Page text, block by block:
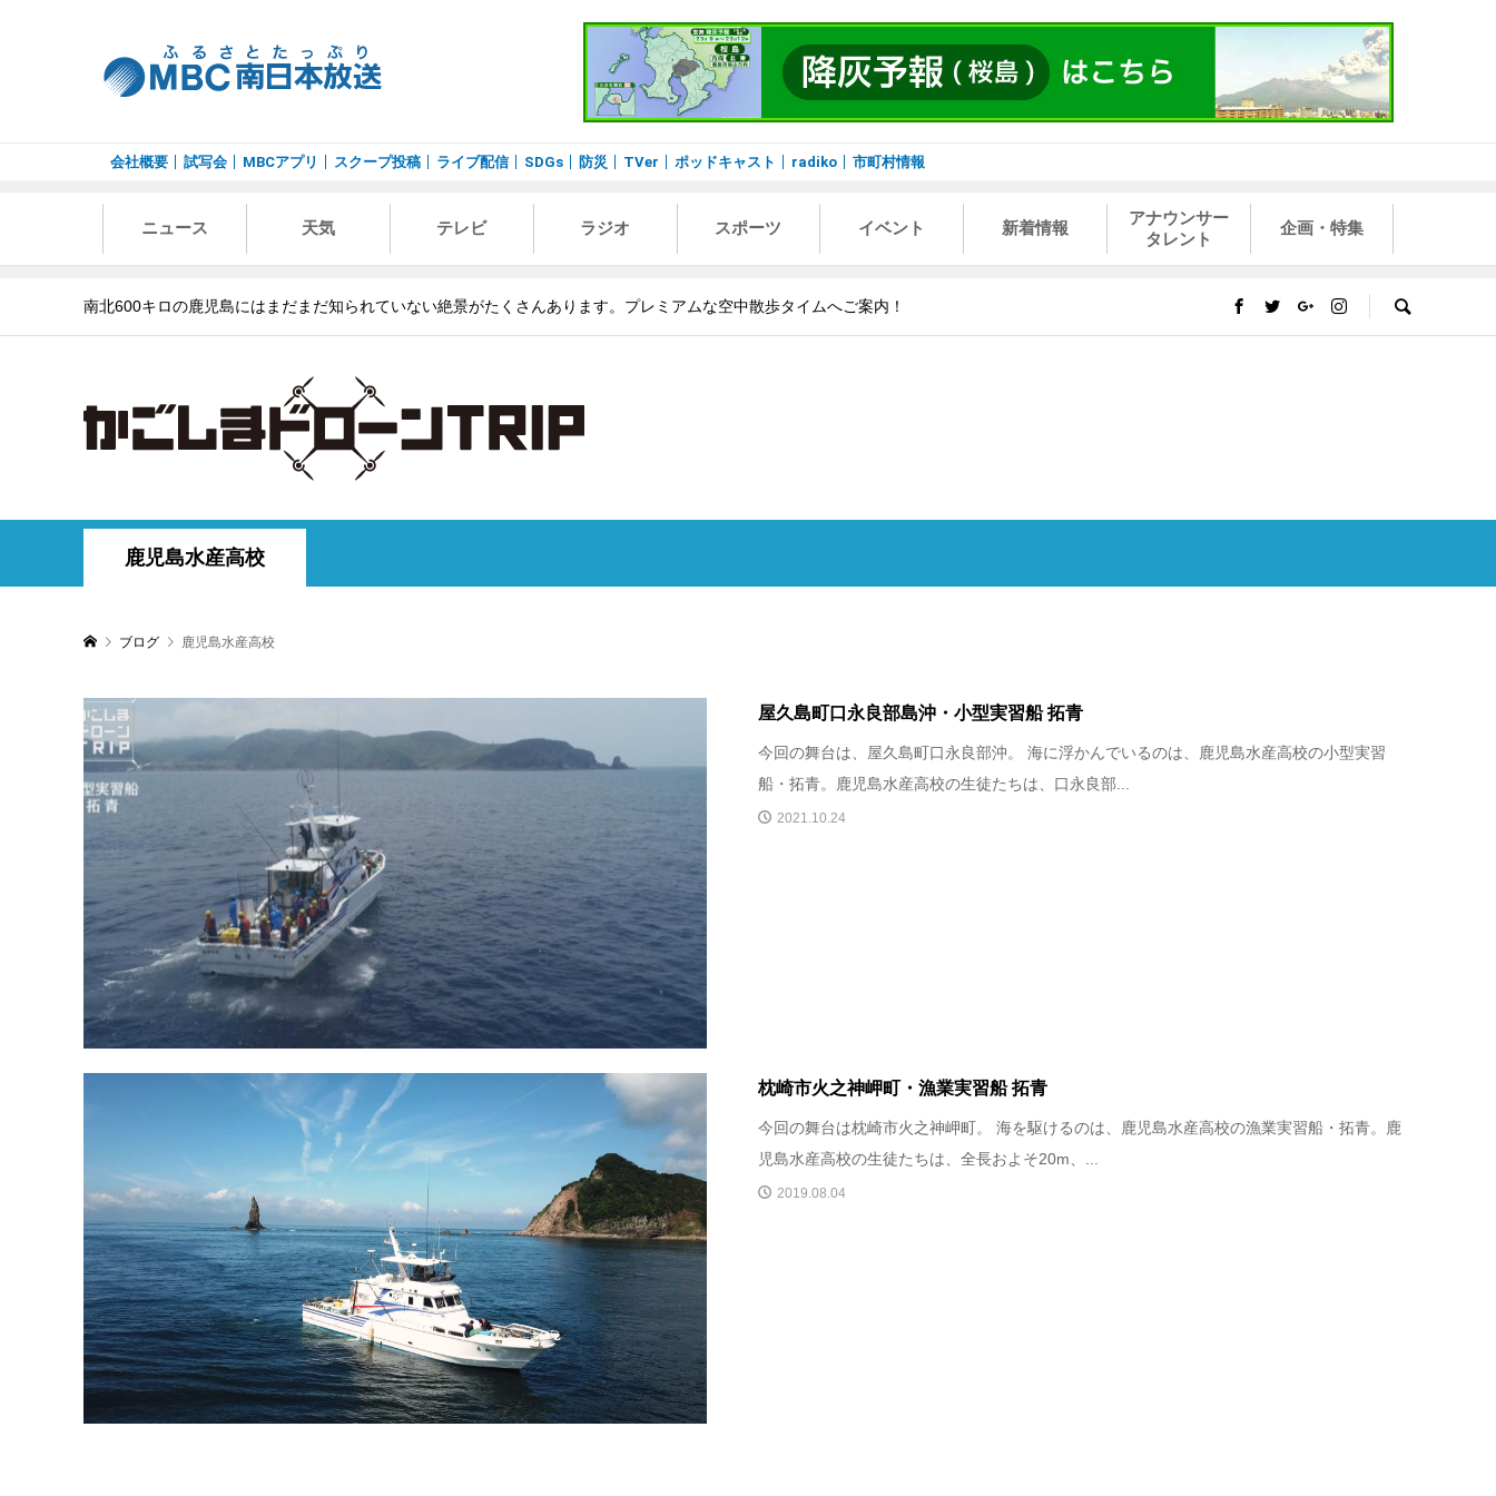
会社概要 試写会 MBCアプリ スクープ投稿 ライブ配信 SDGs 防災 TVer ポッドキャスト radiko 市町村情報
ニュース 天気 テレビ ラジオ スポーツ イベント 新着情報
アナウンサー
タレント
企画・特集
南北600キロの鹿児島にはまだまだ知られていない絶景がたくさんあります。プレミアムな空中散歩タイムへご案内！
鹿児島水産高校
ブログ 鹿児島水産高校
屋久島町口永良部島沖・小型実習船 拓青
今回の舞台は、屋久島町口永良部沖。 海に浮かんでいるのは、鹿児島水産高校の小型実習
船・拓青。鹿児島水産高校の生徒たちは、口永良部...
2021.10.24
枕崎市火之神岬町・漁業実習船 拓青
今回の舞台は枕崎市火之神岬町。 海を駆けるのは、鹿児島水産高校の漁業実習船・拓青。鹿
児島水産高校の生徒たちは、全長およそ20m、...
2019.08.04